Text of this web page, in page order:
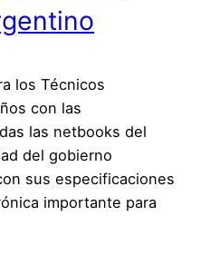
los Técnicos
con las
las netbooks del
del gobierno
sus especificaciones
importante para